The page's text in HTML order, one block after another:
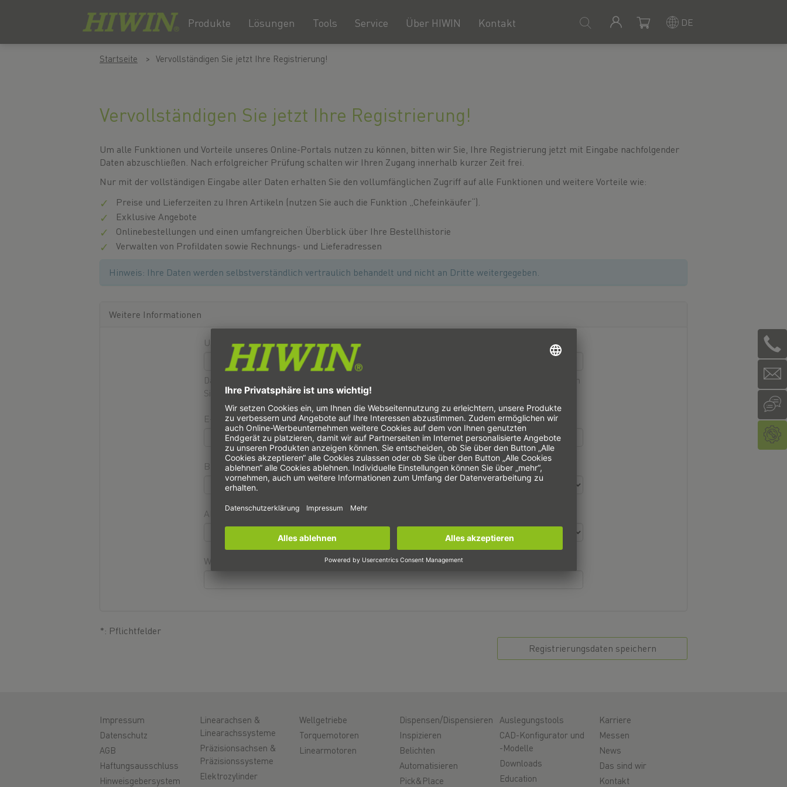
Kontakt
Über HIWIN
Service
Tools
Lösungen
Produkte DE
Startseite Vervollständigen Sie jetzt Ihre Registrierung!
Vervollständigen Sie jetzt Ihre Registrierung!
Um alle Funktionen und Vorteile unseres Online-Portals nutzen zu können, bitten wir Sie, Ihre Registrierung jetzt mit Eingabe nachfolgender
Daten abzuschließen. Nach erfolgreicher Prüfung schalten wir Ihren Zugang innerhalb kurzer Zeit frei.
Nur mit der vollständigen Eingabe aller Daten erhalten Sie den vollumfänglichen Zugriff auf alle Funktionen und weitere Vorteile wie:
Preise und Lieferzeiten zu Ihren Artikeln (nutzen Sie auch die Funktion „Chefeinkäufer“).
Exklusive Angebote
Onlinebestellungen und einen umfangreichen Überblick über Ihre Bestellhistorie
Verwalten von Profildaten sowie Rechnungs- und Lieferadressen
Hinweis: Ihre Daten werden selbstverständlich vertraulich behandelt und nicht an Dritte weitergegeben.
Weitere Informationen
UST-ID
Das Format muss dem offiziellen Aufbau entsprechen (z.B. DE123456789). Gültige Formate finden
Sie in den FAQ unter Abschnitt Q11 .
E-Mail-Adresse für Rechnungsversand
Branche
Abteilung
Website
*: Pflichtfelder
Registrierungsdaten speichern
Impressum
Datenschutz
AGB
Haftungsausschluss
Hinweisgebersystem
Linearachsen &
Linearachssysteme
Präzisionsachsen &
Präzisionssysteme
Elektrozylinder
Wellgetriebe
Torquemotoren
Linearmotoren
Dispensen/Dispensieren
Inspizieren
Belichten
Automatisieren
Pick&Place
Auslegungstools
CAD-Konfigurator und
-Modelle
Downloads
Education
Karriere
Messen
News
Das sind wir
Kontakt